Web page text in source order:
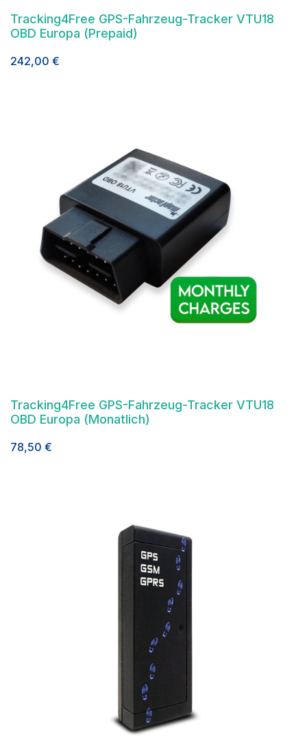
Tracking4Free GPS-Fahrzeug-Tracker VTU18
OBD Europa (Prepaid)
242,00 €
Tracking4Free GPS-Fahrzeug-Tracker VTU18
OBD Europa (Monatlich)
78,50 €